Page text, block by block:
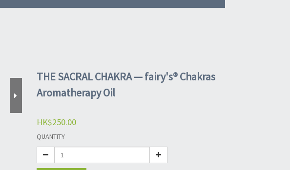
THE SACRAL CHAKRA — fairy's® Chakras
Aromatherapy Oil
HK$250.00
QUANTITY